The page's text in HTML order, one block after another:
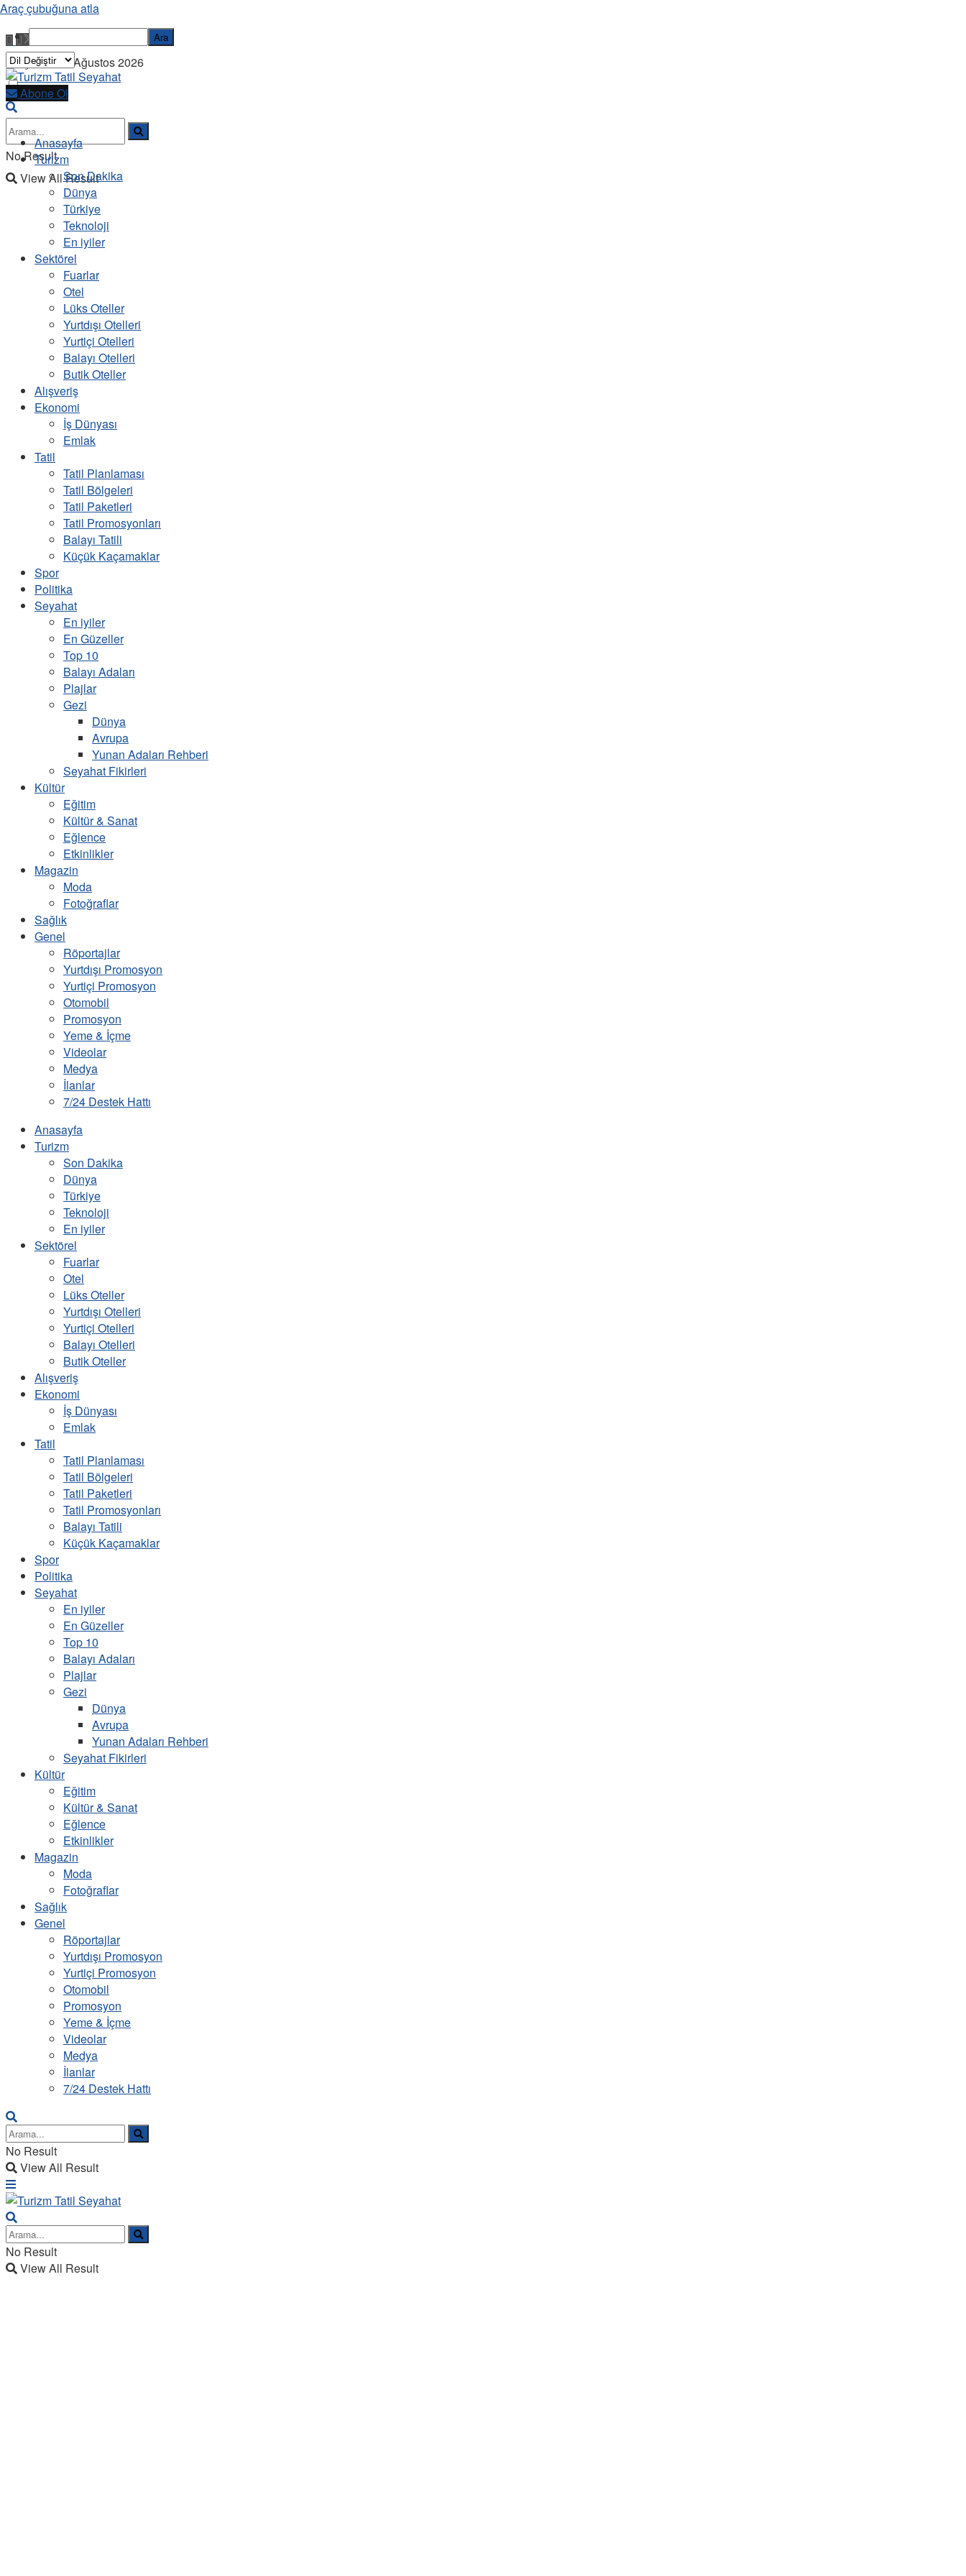
Perşembe, 6 Ağustos 2026
No Result
View All Result
Abone Ol
Anasayfa
Turizm
Son Dakika
Dünya
Türkiye
Teknoloji
En iyiler
Sektörel
Fuarlar
Otel
Lüks Oteller
Yurtdışı Otelleri
Yurtiçi Otelleri
Balayı Otelleri
Butik Oteller
Alışveriş
Ekonomi
İş Dünyası
Emlak
Tatil
Tatil Planlaması
Tatil Bölgeleri
Tatil Paketleri
Tatil Promosyonları
Balayı Tatili
Küçük Kaçamaklar
Spor
Politika
Seyahat
En iyiler
En Güzeller
Top 10
Balayı Adaları
Plajlar
Gezi
Dünya
Avrupa
Yunan Adaları Rehberi
Seyahat Fikirleri
Kültür
Eğitim
Kültür & Sanat
Eğlence
Etkinlikler
Magazin
Moda
Fotoğraflar
Sağlık
Genel
Röportajlar
Yurtdışı Promosyon
Yurtiçi Promosyon
Otomobil
Promosyon
Yeme & İçme
Videolar
Medya
İlanlar
7/24 Destek Hattı
Anasayfa
Turizm
Son Dakika
Dünya
Türkiye
Teknoloji
En iyiler
Sektörel
Fuarlar
Otel
Lüks Oteller
Yurtdışı Otelleri
Yurtiçi Otelleri
Balayı Otelleri
Butik Oteller
Alışveriş
Ekonomi
İş Dünyası
Emlak
Tatil
Tatil Planlaması
Tatil Bölgeleri
Tatil Paketleri
Tatil Promosyonları
Balayı Tatili
Küçük Kaçamaklar
Spor
Politika
Seyahat
En iyiler
En Güzeller
Top 10
Balayı Adaları
Plajlar
Gezi
Dünya
Avrupa
Yunan Adaları Rehberi
Seyahat Fikirleri
Kültür
Eğitim
Kültür & Sanat
Eğlence
Etkinlikler
Magazin
Moda
Fotoğraflar
Sağlık
Genel
Röportajlar
Yurtdışı Promosyon
Yurtiçi Promosyon
Otomobil
Promosyon
Yeme & İçme
Videolar
Medya
İlanlar
7/24 Destek Hattı
No Result
View All Result
No Result
View All Result
Araç çubuğuna atla
Ara